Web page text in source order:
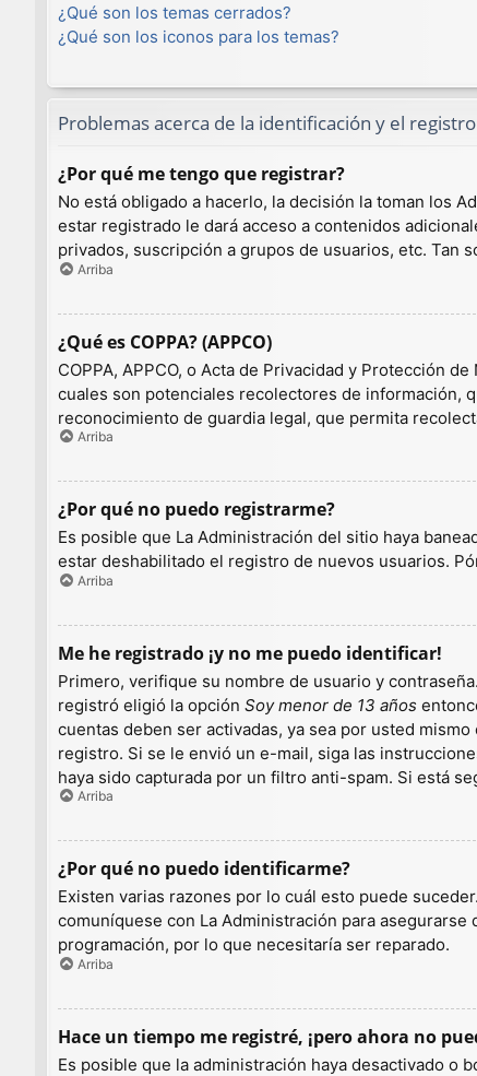
¿Qué son los temas cerrados?
¿Qué son los iconos para los temas?
Problemas acerca de la identificación y el registro
¿Por qué me tengo que registrar?
No está obligado a hacerlo, la decisión la toman los
estar registrado le dará acceso a contenidos
privados, suscripción a grupos de usuarios, etc. Tan
Arriba
¿Qué es COPPA? (APPCO)
COPPA, APPCO, o Acta de Privacidad y Protección
cuales son potenciales recolectores de información,
reconocimiento de guardia legal, que permita
Arriba
¿Por qué no puedo registrarme?
Es posible que La Administración del sitio haya
estar deshabilitado el registro de nuevos usuarios.
Arriba
Me he registrado ¡y no me puedo identificar!
Primero, verifique su nombre de usuario y
registró eligió la opción Soy menor de 13 años
cuentas deben ser activadas, ya sea por usted
registro. Si se le envió un e-mail, siga las
haya sido capturada por un filtro anti-spam. Si está
Arriba
¿Por qué no puedo identificarme?
Existen varias razones por lo cuál esto puede
comuníquese con La Administración para
programación, por lo que necesitaría ser reparado.
Arriba
Hace un tiempo me registré, ¡pero ahora no
Es posible que la administración haya desactivado o